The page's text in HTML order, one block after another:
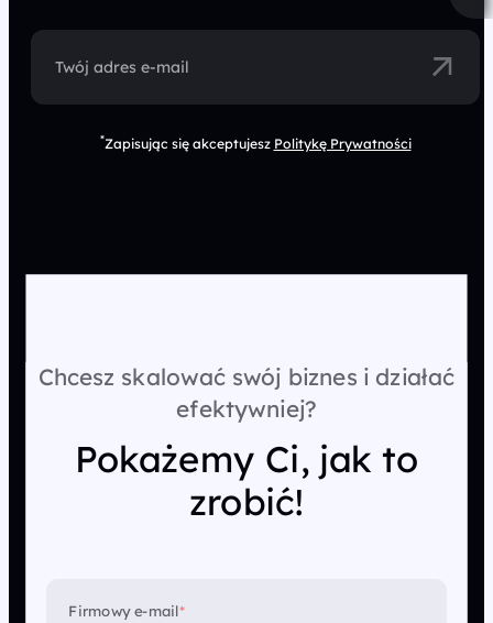
Twój adres e-mail
*Zapisując się akceptujesz Politykę Prywatności
Chcesz skalować swój biznes i działać
efektywniej?
Pokażemy Ci, jak to
zrobić!
Firmowy e-mail*